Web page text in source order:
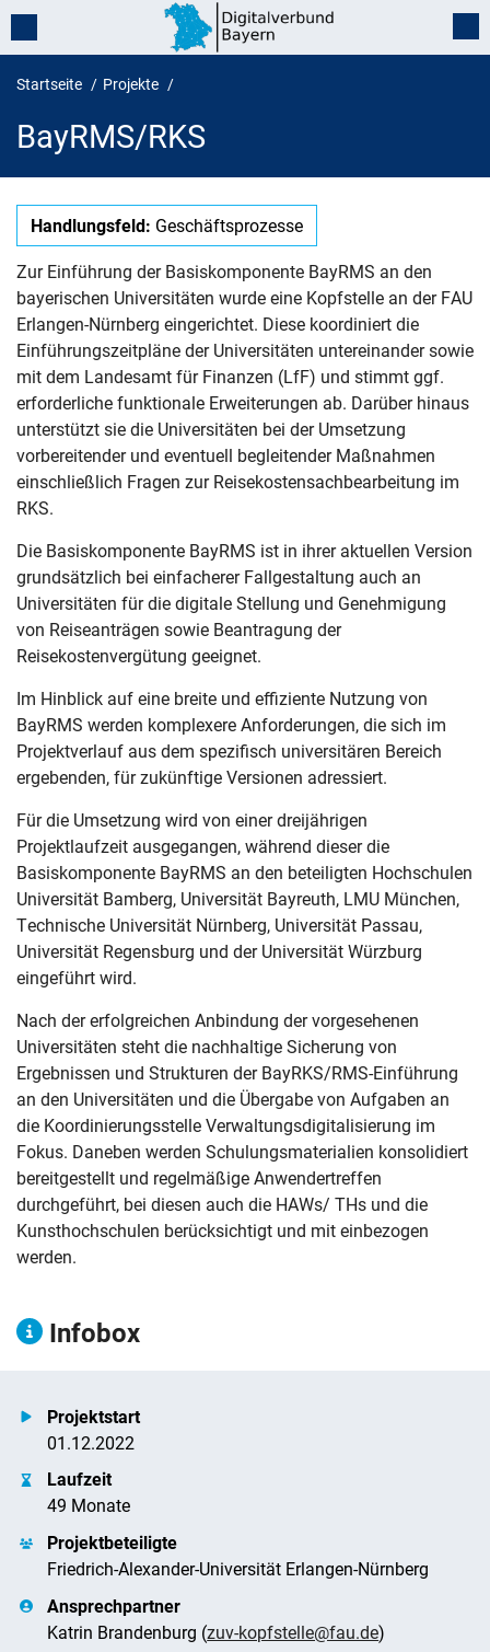
Navigation überspringen
Zur Navigation
Zum Seitenende
Startseite Projekte
BayRMS/RKS
BayRMS/RKS
Handlungsfeld: Geschäftsprozesse
Zur Einführung der Basiskomponente BayRMS an den
bayerischen Universitäten wurde eine Kopfstelle an der FAU
Erlangen-Nürnberg eingerichtet. Diese koordiniert die
Einführungszeitpläne der Universitäten untereinander sowie
mit dem Landesamt für Finanzen (LfF) und stimmt ggf.
erforderliche funktionale Erweiterungen ab. Darüber hinaus
unterstützt sie die Universitäten bei der Umsetzung
vorbereitender und eventuell begleitender Maßnahmen
einschließlich Fragen zur Reisekostensachbearbeitung im
RKS.
Die Basiskomponente BayRMS ist in ihrer aktuellen Version
grundsätzlich bei einfacherer Fallgestaltung auch an
Universitäten für die digitale Stellung und Genehmigung
von Reiseanträgen sowie Beantragung der
Reisekostenvergütung geeignet.
Im Hinblick auf eine breite und effiziente Nutzung von
BayRMS werden komplexere Anforderungen, die sich im
Projektverlauf aus dem spezifisch universitären Bereich
ergebenden, für zukünftige Versionen adressiert.
Für die Umsetzung wird von einer dreijährigen
Projektlaufzeit ausgegangen, während dieser die
Basiskomponente BayRMS an den beteiligten Hochschulen
Universität Bamberg, Universität Bayreuth, LMU München,
Technische Universität Nürnberg, Universität Passau,
Universität Regensburg und der Universität Würzburg
eingeführt wird.
Nach der erfolgreichen Anbindung der vorgesehenen
Universitäten steht die nachhaltige Sicherung von
Ergebnissen und Strukturen der BayRKS/RMS-Einführung
an den Universitäten und die Übergabe von Aufgaben an
die Koordinierungsstelle Verwaltungsdigitalisierung im
Fokus. Daneben werden Schulungsmaterialien konsolidiert
bereitgestellt und regelmäßige Anwendertreffen
durchgeführt, bei diesen auch die HAWs/ THs und die
Kunsthochschulen berücksichtigt und mit einbezogen
werden.
Infobox
Projektstart
01.12.2022
Laufzeit
49 Monate
Projektbeteiligte
Friedrich-Alexander-Universität Erlangen-Nürnberg
Ansprechpartner
Katrin Brandenburg (zuv-kopfstelle@fau.de)